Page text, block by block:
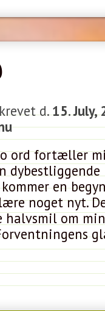
d.15. July,
ord fortæller
en
noget nyt.
om